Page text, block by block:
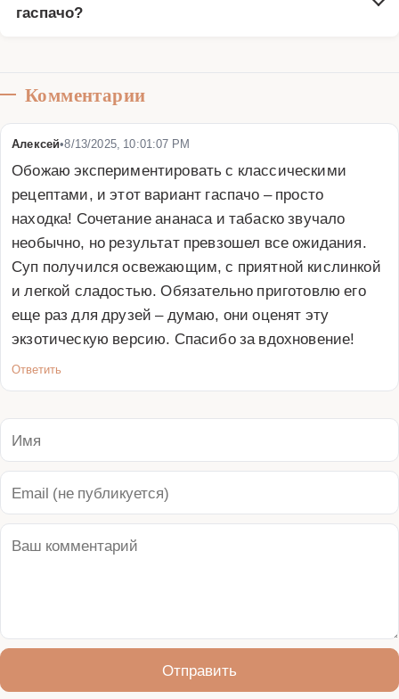
гаспачо?
Комментарии
Алексей•8/13/2025, 10:01:07 PM
Обожаю экспериментировать с классическими
рецептами, и этот вариант гаспачо – просто
находка! Сочетание ананаса и табаско звучало
необычно, но результат превзошел все ожидания.
Суп получился освежающим, с приятной кислинкой
и легкой сладостью. Обязательно приготовлю его
еще раз для друзей – думаю, они оценят эту
экзотическую версию. Спасибо за вдохновение!
Ответить
Отправить